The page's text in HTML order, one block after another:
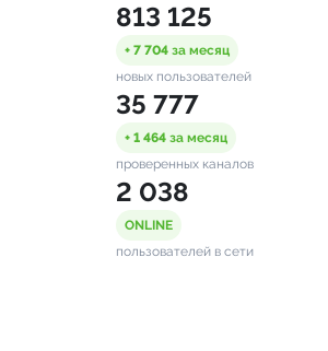
813 125
+ 7 704 за месяц
новых пользователей
35 777
+ 1 464 за месяц
проверенных каналов
2 038
ONLINE
пользователей в сети